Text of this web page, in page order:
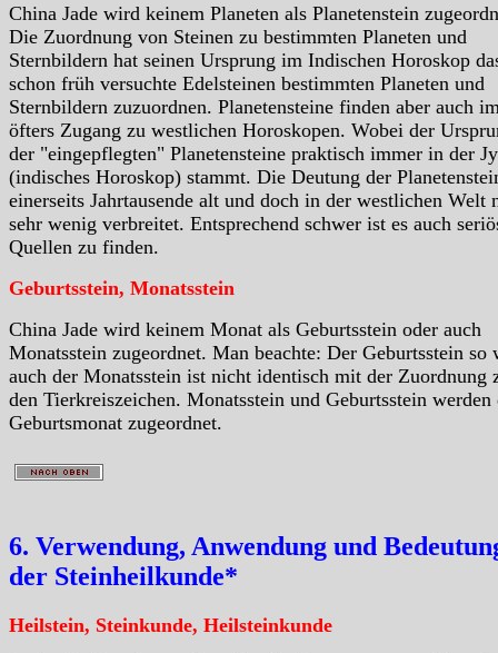
China Jade wird keinem Planeten als Planetenstein
Die Zuordnung von Steinen zu bestimmten Planeten und
Sternbildern hat seinen Ursprung im Indischen Horoskop
schon früh versuchte Edelsteinen bestimmten Planeten und
Sternbildern zuzuordnen. Planetensteine finden aber auch
öfters Zugang zu westlichen Horoskopen. Wobei der
der "eingepflegten" Planetensteine praktisch immer in der
(indisches Horoskop) stammt. Die Deutung der
einerseits Jahrtausende alt und doch in der westlichen Welt
sehr wenig verbreitet. Entsprechend schwer ist es auch
Quellen zu finden.
Geburtsstein, Monatsstein
China Jade wird keinem Monat als Geburtsstein oder auch
Monatsstein zugeordnet. Man beachte: Der Geburtsstein so
auch der Monatsstein ist nicht identisch mit der Zuordnung
den Tierkreiszeichen. Monatsstein und Geburtsstein werden
Geburtsmonat zugeordnet.
6. Verwendung, Anwendung und
der Steinheilkunde*
Heilstein, Steinkunde, Heilsteinkunde